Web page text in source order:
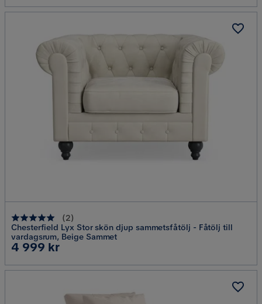
(2)
Chesterfield Lyx Stor skön djup sammetsfåtölj - Fåtölj till
vardagsrum, Beige Sammet
Pris
4 999 kr